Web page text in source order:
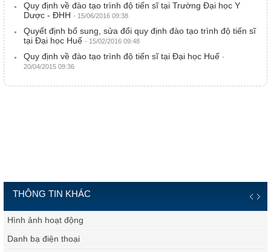
Quy định về đào tạo trình độ tiến sĩ tại Trường Đại học Y
Dược - ĐHH - 15/06/2016 09:38
Quyết định bổ sung, sửa đổi quy định đào tạo trình độ tiến sĩ
tại Đại học Huế - 15/02/2016 09:48
Quy định về đào tạo trình độ tiến sĩ tại Đại học Huế -
20/04/2015 09:36
THÔNG TIN KHÁC
Hình ảnh hoạt động
Danh bạ điện thoại